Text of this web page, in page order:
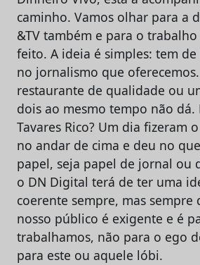
caminho. Vamos olhar para a
&TV também e para o
feito. A ideia é simples: tem
no jornalismo que
restaurante de qualidade ou
dois ao mesmo tempo não dá.
Tavares Rico? Um dia fizeram
no andar de cima e deu no
papel, seja papel de jornal ou
o DN Digital terá de ter uma
coerente sempre, mas sempre
nosso público é exigente e é
trabalhamos, não para o ego
para este ou aquele lóbi.